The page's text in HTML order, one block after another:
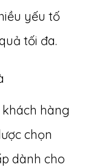
yếu tố
tối đa.
hàng
chọn
dành cho